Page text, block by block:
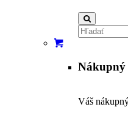
Vyhľadávanie
Nákupný
Váš